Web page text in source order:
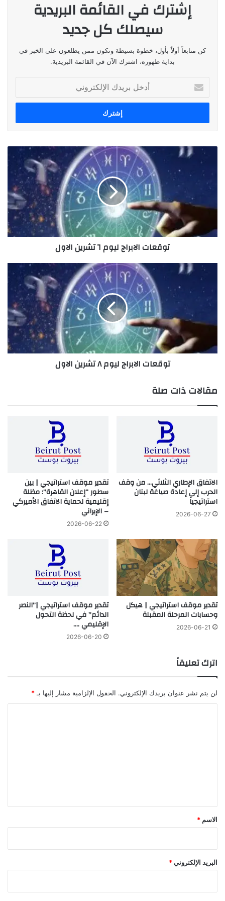
إشترك في القائمة البريدية
سيصلك كل جديد
كن متابعاً أولاً بأول، خطوة بسيطة وتكون ممن يطلعون على الخبر في
بداية ظهوره، اشترك الآن في القائمة البريدية.
بريدك
الإلكتروني
توقعات
الابراج
الاول
توقعات الابراج ليوم ٦ تشرين الاول
توقعات
الابراج
الاول
توقعات الابراج ليوم ٨ تشرين الاول
مقالات ذات صلة
الاتفاق الإطاري الثلاثي… من وقف
الحرب إلى إعادة صياغة لبنان
استراتيجياً
2026-06-27
تقدير موقف استراتيجي | بين
سطور “إعلان القاهرة”: مظلة
إقليمية لحماية الاتفاق الأميركي
– الإيراني
2026-06-22
تقدير موقف استراتيجي | هيكل
وحسابات المرحلة المقبلة
2026-06-21
تقدير موقف استراتيجي |”النصر
الدائم” في لحظة التحول
الإقليمي ….
2026-06-20
اترك تعليقاً
لن يتم نشر عنوان بريدك الإلكتروني. الحقول الإلزامية مشار إليها بـ *
*
الاسم *
البريد الإلكتروني*